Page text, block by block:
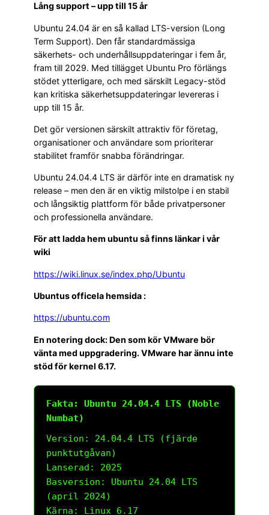
Lång support – upp till 15 år
Ubuntu 24.04 är en så kallad LTS-version (Long
Term Support). Den får standardmässiga
säkerhets- och underhållsuppdateringar i fem år,
fram till 2029. Med tillägget Ubuntu Pro förlängs
stödet ytterligare, och med särskilt Legacy-stöd
kan kritiska säkerhetsuppdateringar levereras i
upp till 15 år.
Det gör versionen särskilt attraktiv för företag,
organisationer och användare som prioriterar
stabilitet framför snabba förändringar.
Ubuntu 24.04.4 LTS är därför inte en dramatisk ny
release – men den är en viktig milstolpe i en stabil
och långsiktig plattform för både privatpersoner
och professionella användare.
För att ladda hem ubuntu så finns länkar i vår
wiki
https://wiki.linux.se/index.php/Ubuntu
Ubuntus officela hemsida :
https://ubuntu.com
En notering dock: Den som kör VMware bör
vänta med uppgradering. VMware har ännu inte
stöd för kernel 6.17.
Fakta: Ubuntu 24.04.4 LTS (Noble
Numbat)
Version: 24.04.4 LTS (fjärde
punktutgåvan)
Lanserad: 2025
Basversion: Ubuntu 24.04 LTS
(april 2024)
Kärna: Linux 6.17